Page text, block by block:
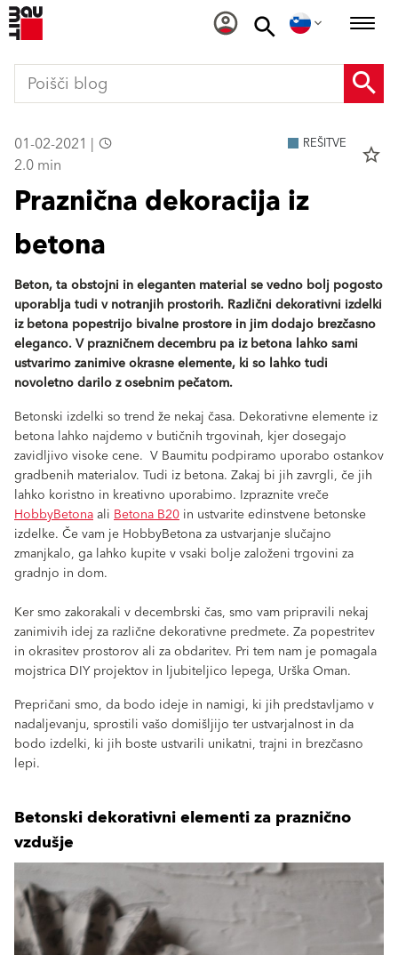
01-02-2021 |
2.0 min
REŠITVE
star_border
Praznična dekoracija iz
betona
Beton, ta obstojni in eleganten material se vedno bolj pogosto
uporablja tudi v notranjih prostorih. Različni dekorativni izdelki
iz betona popestrijo bivalne prostore in jim dodajo brezčasno
eleganco. V prazničnem decembru pa iz betona lahko sami
ustvarimo zanimive okrasne elemente, ki so lahko tudi
novoletno darilo z osebnim pečatom.
Betonski izdelki so trend že nekaj časa. Dekorativne elemente iz
betona lahko najdemo v butičnih trgovinah, kjer dosegajo
zavidljivo visoke cene. V Baumitu podpiramo uporabo ostankov
gradbenih materialov. Tudi iz betona. Zakaj bi jih zavrgli, če jih
lahko koristno in kreativno uporabimo. Izpraznite vreče
HobbyBetonaali Betona B20 in ustvarite edinstvene betonske
izdelke. Če vam je HobbyBetona za ustvarjanje slučajno
zmanjkalo, ga lahko kupite v vsaki bolje založeni trgovini za
gradnjo in dom.
Ker smo zakorakali v decembrski čas, smo vam pripravili nekaj
zanimivih idej za različne dekorativne predmete. Za popestritev
in okrasitev prostorov ali za obdaritev. Pri tem nam je pomagala
mojstrica DIY projektov in ljubiteljico lepega, Urška Oman.
Prepričani smo, da bodo ideje in namigi, ki jih predstavljamo v
nadaljevanju, sprostili vašo domišljijo ter ustvarjalnost in da
bodo izdelki, ki jih boste ustvarili unikatni, trajni in brezčasno
lepi.
Betonski dekorativni elementi za praznično
vzdušje